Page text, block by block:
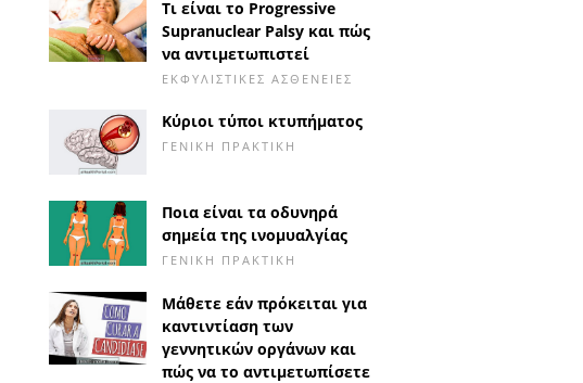
Τι είναι το Progressive
Supranuclear Palsy και πώς
να αντιμετωπιστεί
ΕΚΦΥΛΙΣΤΙΚΈΣ ΑΣΘΈΝΕΙΕΣ
Κύριοι τύποι κτυπήματος
ΓΕΝΙΚΉ ΠΡΑΚΤΙΚΉ
Ποια είναι τα οδυνηρά
σημεία της ινομυαλγίας
ΓΕΝΙΚΉ ΠΡΑΚΤΙΚΉ
Μάθετε εάν πρόκειται για
καντιντίαση των
γεννητικών οργάνων και
πώς να το αντιμετωπίσετε